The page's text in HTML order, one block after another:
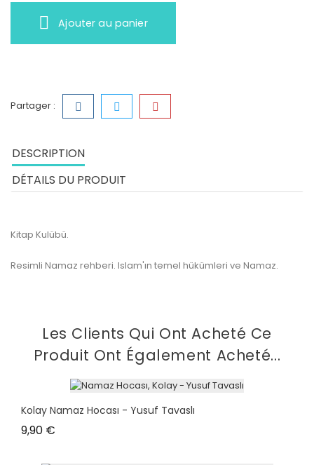
Ajouter au panier
Partager :
DESCRIPTION
DÉTAILS DU PRODUIT
Kitap Kulübü.
Resimli Namaz rehberi. Islam'ın temel hükümleri ve Namaz.
Les Clients Qui Ont Acheté Ce
Produit Ont Également Acheté...
Kolay Namaz Hocası - Yusuf Tavaslı
9,90 €